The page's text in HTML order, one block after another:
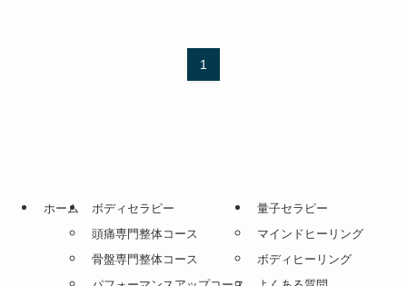
1
ホーム
ボディセラピー
頭痛専門整体コース
骨盤専門整体コース
量子セラピー
マインドヒーリング
ボディヒーリング